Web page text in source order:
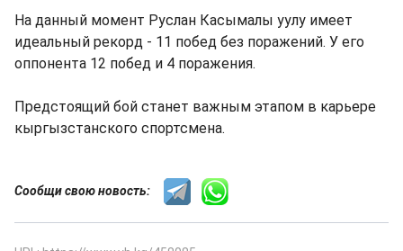
На данный момент Руслан Касымалы уулу имеет
идеальный рекорд - 11 побед без поражений. У его
оппонента 12 побед и 4 поражения.
Предстоящий бой станет важным этапом в карьере
кыргызстанского спортсмена.
Сообщи свою новость: